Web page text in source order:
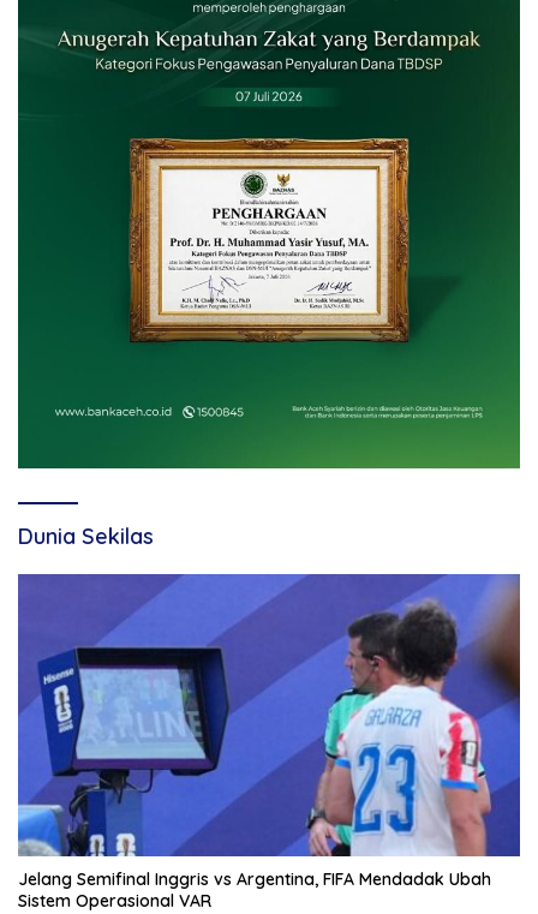
Dunia Sekilas
Jelang Semifinal Inggris vs Argentina, FIFA Mendadak Ubah
Sistem Operasional VAR